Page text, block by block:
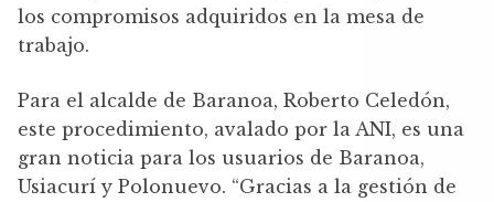
los compromisos adquiridos en la mesa de
trabajo.
Para el alcalde de Baranoa, Roberto Celedón,
este procedimiento, avalado por la ANI, es una
gran noticia para los usuarios de Baranoa,
Usiacurí y Polonuevo. “Gracias a la gestión de